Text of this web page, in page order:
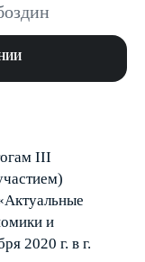
III
и
2020 г. в г.